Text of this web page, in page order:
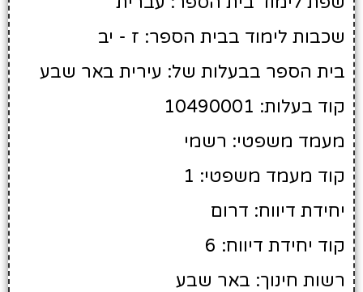
שכבות לימוד בבית הספר: ז - יב
בית הספר בבעלות של: עירית באר שבע
קוד בעלות: 10490001
מעמד משפטי: רשמי
קוד מעמד משפטי: 1
יחידת דיווח: דרום
קוד יחידת דיווח: 6
רשות חינוך: באר שבע